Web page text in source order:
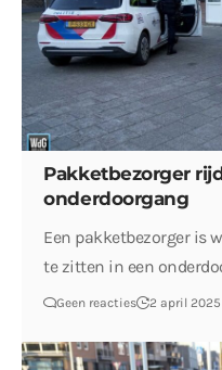
Pakketbezorger
onderdoorgang
Een pakketbezorger is
te zitten in een
Geen reacties 2 april